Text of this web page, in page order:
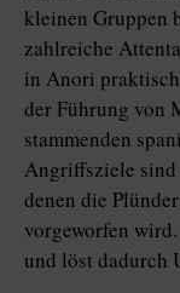
kleinen Gruppen
zahlreiche
in Anori
der Führung von
stammenden
Angriffsziele
denen die
vorgeworfen
und löst dadurch